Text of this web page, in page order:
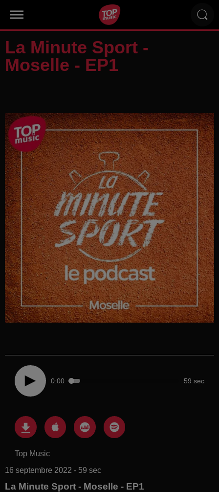
La Minute Sport -
Moselle - EP1
0:00 59 sec
Top Music
16 septembre 2022 - 59 sec
La Minute Sport - Moselle - EP1